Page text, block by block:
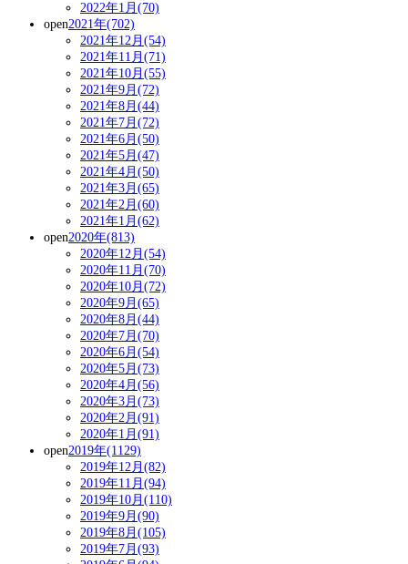
2022年1月(70)
open2021年(702)
2021年12月(54)
2021年11月(71)
2021年10月(55)
2021年9月(72)
2021年8月(44)
2021年7月(72)
2021年6月(50)
2021年5月(47)
2021年4月(50)
2021年3月(65)
2021年2月(60)
2021年1月(62)
open2020年(813)
2020年12月(54)
2020年11月(70)
2020年10月(72)
2020年9月(65)
2020年8月(44)
2020年7月(70)
2020年6月(54)
2020年5月(73)
2020年4月(56)
2020年3月(73)
2020年2月(91)
2020年1月(91)
open2019年(1129)
2019年12月(82)
2019年11月(94)
2019年10月(110)
2019年9月(90)
2019年8月(105)
2019年7月(93)